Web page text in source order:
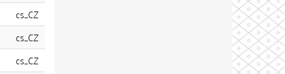
cs_CZ
cs_CZ
cs_CZ